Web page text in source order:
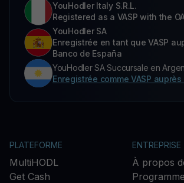
YouHodler Italy S.R.L.
Registered as a VASP with the
YouHodler SA
Enregistrée en tant que VASP
Banco de España
YouHodler SA Succursale en
Enregistrée comme VASP auprès
PLATEFORME
MultiHODL
Get Cash
ENTREPRISE
À propos